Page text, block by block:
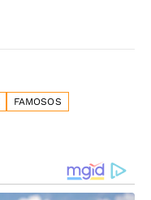
FAMOSOS